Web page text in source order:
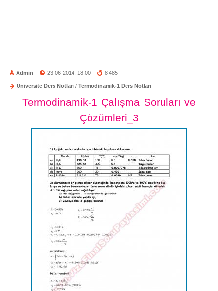
Admin 23-06-2014, 18:00 8 485
Üniversite Ders Notları / Termodinamik-1 Ders Notları
Termodinamik-1 Çalışma Soruları ve
Çözümleri_3